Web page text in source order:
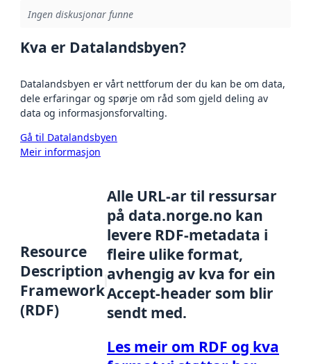
Ingen diskusjonar funne
Kva er Datalandsbyen?
Datalandsbyen er vårt nettforum der du kan be om data,
dele erfaringar og spørje om råd som gjeld deling av
data og informasjonsforvalting.
Gå til Datalandsbyen
Meir informasjon
Resource
Description
Framework
(RDF)
Alle URL-ar til ressursar
på data.norge.no kan
levere RDF-metadata i
fleire ulike format,
avhengig av kva for ein
Accept-header som blir
sendt med.
Les meir om RDF og kva